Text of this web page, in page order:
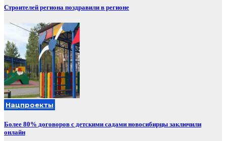
Строителей региона поздравили в регионе
Нацпроекты
Более 80% договоров с детскими садами новосибирцы заключили
онлайн